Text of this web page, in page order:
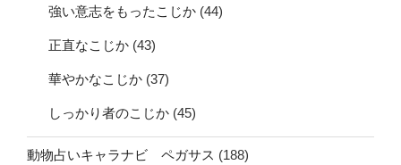
強い意志をもったこじか (44)
正直なこじか (43)
華やかなこじか (37)
しっかり者のこじか (45)
動物占いキャラナビ ペガサス (188)